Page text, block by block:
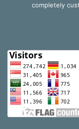
completely